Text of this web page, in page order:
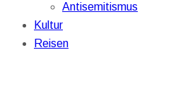
Antisemitismus
Kultur
Reisen